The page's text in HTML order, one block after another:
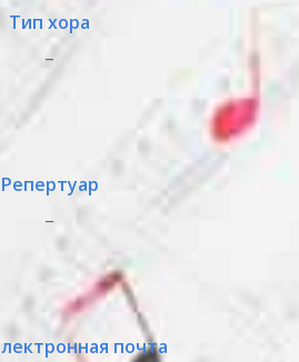
Тип хора
_
Репертуар
почта